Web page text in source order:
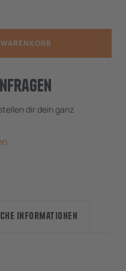
dir dein ganz
Informationen